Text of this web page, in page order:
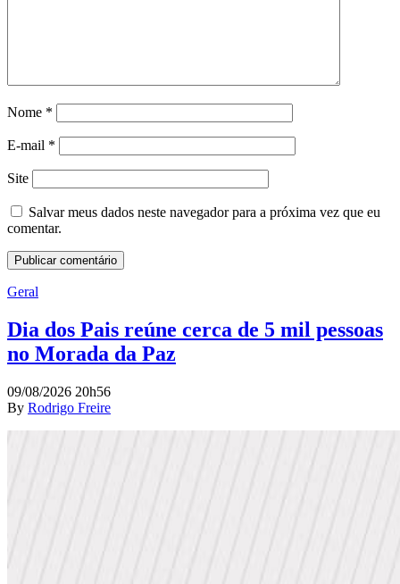
Nome *
E-mail *
Site
Salvar meus dados neste navegador para a próxima vez que eu
comentar.
Geral
Dia dos Pais reúne cerca de 5 mil pessoas
no Morada da Paz
09/08/2026 20h56
By Rodrigo Freire